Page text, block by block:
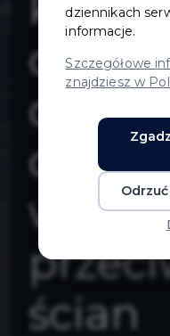
wraz
ścian
dziennikach
informacje.
Szczegółowe
znajdziesz w